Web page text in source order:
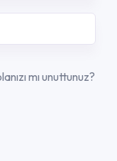
mı unuttunuz?